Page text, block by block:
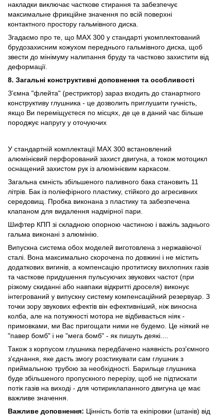
накладки виключає часткове стирання та забезпечує
максимальне фрикційне значення по всій поверхні
контактного простору гальмівного диска.
Згадаємо про те, що MAX 300 у стандарті укомплектований
брудозахисним кожухом переднього гальмівного диска, щоб
звести до мінімуму налипання бруду та частково захистити від
деформації.
8. Загальні конструктивні доповнення та особливості
Зʼємна "флейта" (рестриктор) зараз входить до станартного
конструктиву глушника - це дозволить приглушити гучність,
якщо Ви переміщуєтеся по місцях, де це в даний час більше
породжує напругу у оточуючих
У стандартній комплектації MAX 300 встановлений
алюмінієвий перфорований захист двигуна, а токож мотоцикл
оснащений захистом рук із алюмінієвим каркасом.
Загальна ємність збільшеного паливного бака становить 11
літрів. Бак із поліефірного пластику, стійкого до агресивних
середовищ. Пробка виконана з пластику та забезпечена
клапаном для видалення надмірної пари.
Шифтер КПП зі складною опорною частиною і важіль заднього
гальма виконані з алюмінію.
Випускна система обох моделей виготовлена ​​з нержавіючої
сталі. Вона максимально скорочена по довжині і не містить
додаткових вигинів, а компенсацію протитиску вихлопних газів
та часткове придушення пульсуючих звукових частот (при
різкому скиданні або навпаки відкритті дроселя) виконує
інтегрований у випускну систему компенсаційний резервуар. З
точки зору звукових ефектів він ефективніший, ніж виносна
колба, але на потужності мотора не відбивається ніяк -
примовками, ми Вас пригощати ними не будемо. Це ніякий не
"павер бомб" і не "мега бомб" - як пишуть деякі....
Також з корпусом глушника передбачено наявність роз'ємного
з'єднання, яке дасть змогу розстикувати сам глушник з
приймальною трубою за необхідності. Барильце глушника
буде збільшеного пропускного перерізу, щоб не підтискати
потік газів на виході - для чотириклапанного двигуна це має
важливе значення.
Важливе доповнення: Цінність ботів та екіпіровки (штанів) від